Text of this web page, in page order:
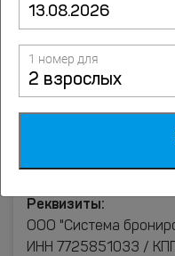
1 номер для
2 взрослых
в Реестре
(Федеральное
-посмотреть
Реквизиты:
ООО "Система
ИНН 7725851033 /